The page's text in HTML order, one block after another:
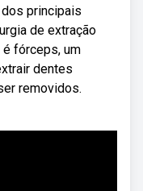
principais
de extração
é fórceps, um
dentes
removidos.